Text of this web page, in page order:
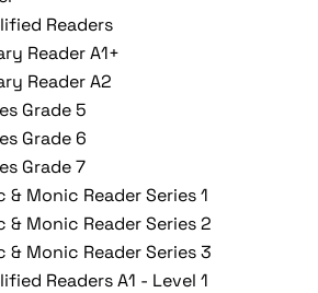
Readers
Reader A1+
Reader A2
Grade 5
Grade 6
Grade 7
& Monic Reader Series 1
& Monic Reader Series 2
& Monic Reader Series 3
Readers A1 - Level 1